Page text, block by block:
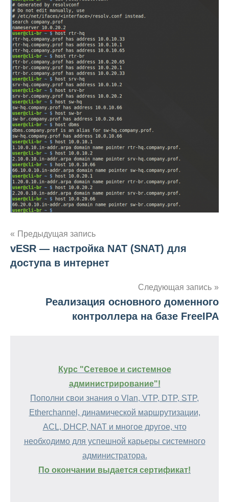
Навигация
по
Предыдущая запись
vESR — настройка NAT (SNAT) для
доступа в интернет
Следующая запись
Реализация основного доменного
контроллера на базе FreeIPA
Курс "Сетевое и системное
администрирование"!
Пополни свои знания о Vlan, VTP, DTP, STP,
Etherchannel, динамической маршрутизации,
ACL, DHCP, NAT и многое другое, что
необходимо для успешной карьеры системного
администратора.
По окончании выдается сертификат!